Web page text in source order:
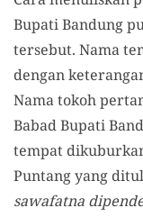
Bupati Bandung
tersebut. Nama
dengan
Nama tokoh
Babad Bupati
tempat
Puntang yang
sawafatna